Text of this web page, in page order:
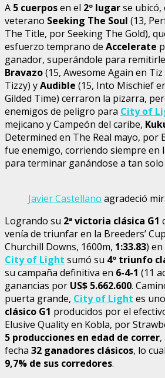
A 5 cuerposen el 2º lugarse ubicó,
veterano Seeking The Soul (13,
The Title, por Seeking The Gold),
esfuerzo temprano de Accelerate
ganador, superándole para
Bravazo(15, Awesome Again en Tiz
Tizzy) yAudible (15, Into Mischief
Gilded Time) cerraron la pizarra,
enemigos de peligro para City of
mejicano y Campeón del caribe,
Determined en The Real mayo, por
fue enemigo, corriendo siempre en
para terminar ganándose a tan
Javier Castellano agradeció
Logrando su 2ª victoria clásica G1
venía de triunfar en la Breeders’
Churchill Downs, 1600m, 1:33.83)
City of Light sumó su 4º triunfo
su campaña definitiva en 6-4-1 (11
ganancias por US$ 5.662.600.
puerta grande, City of Light es
clásico G1 producidos por el
Elusive Quality en Kobla, por
5 producciones en edad de correr
fecha 32 ganadores clásicos, lo
9,7% de sus corredores.